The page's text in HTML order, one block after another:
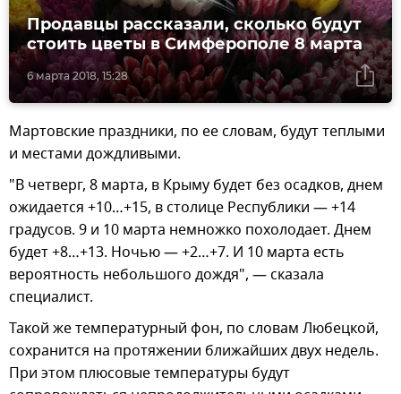
6 марта 2018, 15:28
Продавцы рассказали, сколько будут
стоить цветы в Симферополе 8 марта
Мартовские праздники, по ее словам, будут теплыми
и местами дождливыми.
"В четверг, 8 марта, в Крыму будет без осадков, днем
ожидается +10…+15, в столице Республики — +14
градусов. 9 и 10 марта немножко похолодает. Днем
будет +8…+13. Ночью — +2…+7. И 10 марта есть
вероятность небольшого дождя", — сказала
специалист.
Такой же температурный фон, по словам Любецкой,
сохранится на протяжении ближайших двух недель.
При этом плюсовые температуры будут